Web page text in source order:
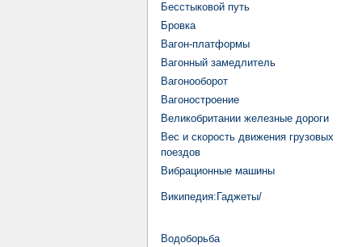
Бесстыковой путь
Бровка
Вагон-платформы
Вагонный замедлитель
Вагонооборот
Вагоностроение
Великобритании железные дороги
Вес и скорость движения грузовых
поездов
Вибрационные машины
Википедия:Гаджеты/
Водоборьба